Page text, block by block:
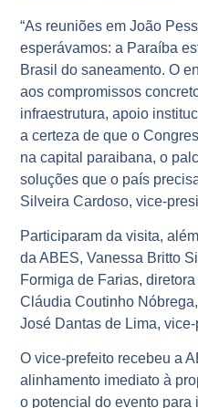
“As reuniões em João
esperávamos: a Paraíba
Brasil do saneamento. O
aos compromissos
infraestrutura, apoio
a certeza de que o
na capital paraibana, o
soluções que o país
Silveira Cardoso, vice-
Participaram da visita,
da ABES, Vanessa Britto
Formiga de Farias,
Cláudia Coutinho
José Dantas de Lima,
O vice-prefeito recebeu a
alinhamento imediato à
o potencial do evento para